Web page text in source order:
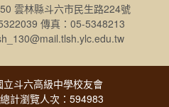
雲林縣斗六市民生路224號
傳真：05-5348213
斗六高級中學校友會
計瀏覽人次：594983